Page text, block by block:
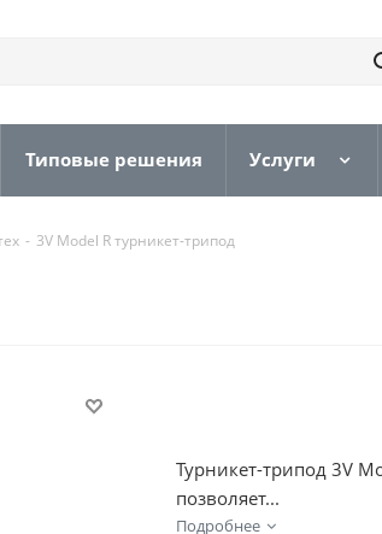
Типовые решения Услуги
- 3V Model R турникет-трипод
Турникет-трипод 3V
позволяет...
Подробнее